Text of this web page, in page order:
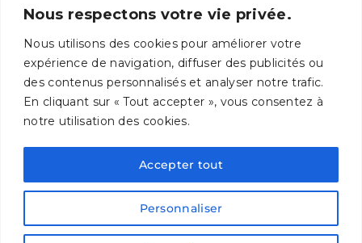
Nous respectons votre vie privée.
Nous utilisons des cookies pour améliorer votre
expérience de navigation, diffuser des publicités ou
des contenus personnalisés et analyser notre trafic.
En cliquant sur « Tout accepter », vous consentez à
notre utilisation des cookies.
Personnaliser
Accepter tout